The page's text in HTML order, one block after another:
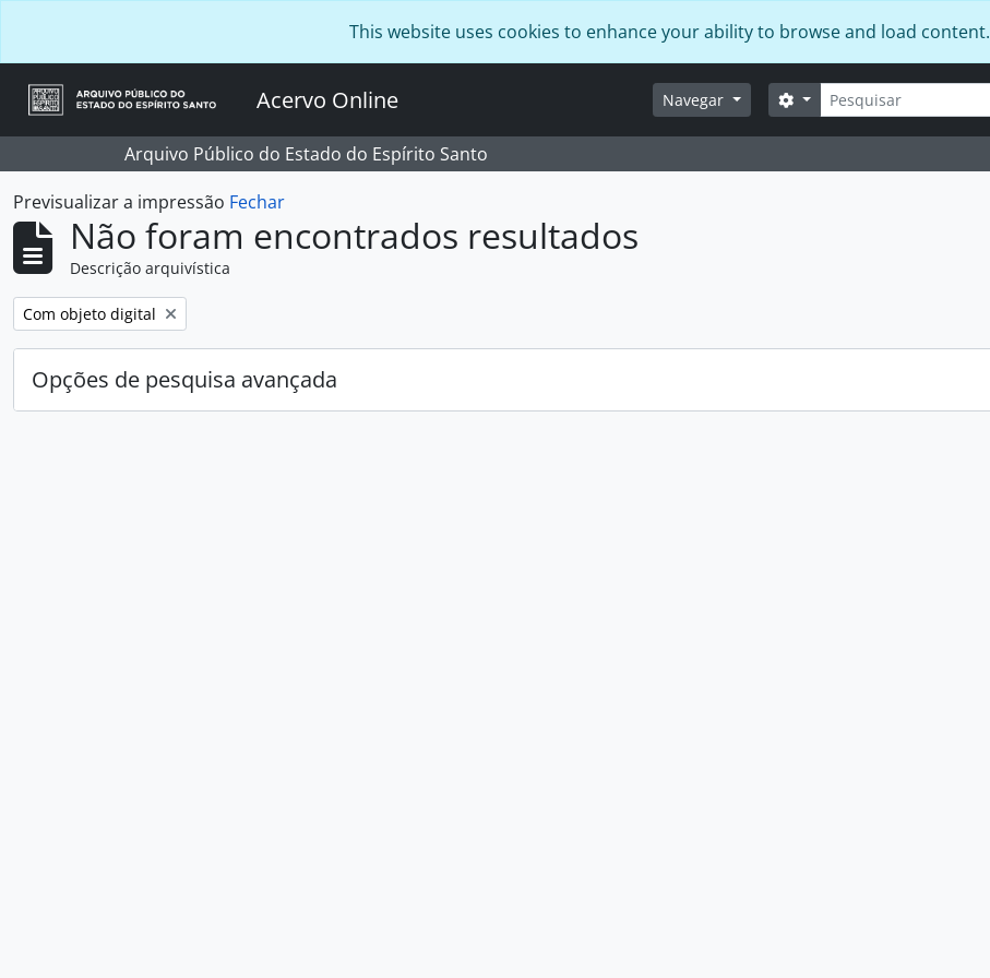
This website uses cookies to enhance your ability to browse and load content.
Acervo Online Navegar Pesquisar
Opções de busca
Arquivo Público do Estado do Espírito Santo
Previsualizar a impressão Fechar
Não foram encontrados resultados
Descrição arquivística
Remover filtro:
Com objeto digital
Opções de pesquisa avançada